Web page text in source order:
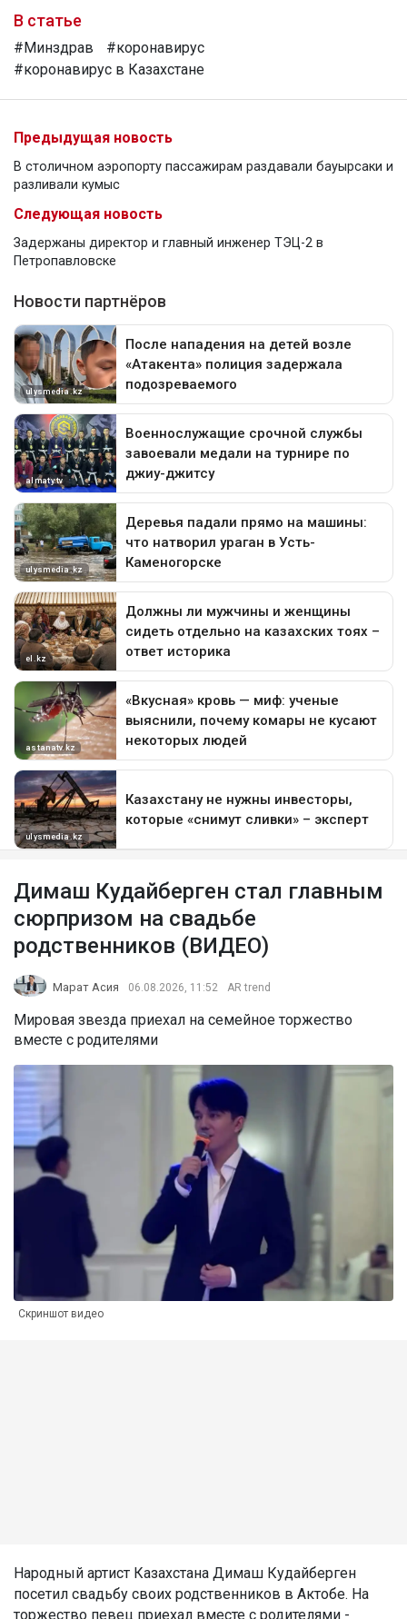
В статье
#Минздрав
#коронавирус
#коронавирус в Казахстане
Предыдущая новость
В столичном аэропорту пассажирам раздавали бауырсаки и
разливали кумыс
Следующая новость
Задержаны директор и главный инженер ТЭЦ-2 в
Петропавловске
Димаш Кудайберген стал главным
сюрпризом на свадьбе
родственников (ВИДЕО)
Марат Асия 06.08.2026, 11:52 AR trend
Мировая звезда приехал на семейное торжество
вместе с родителями
Скриншот видео
Народный артист Казахстана Димаш Кудайберген
посетил свадьбу своих родственников в Актобе. На
торжество певец приехал вместе с родителями -